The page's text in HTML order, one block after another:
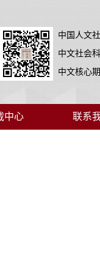
中国人文
中文社会
中文核心
中心 联系